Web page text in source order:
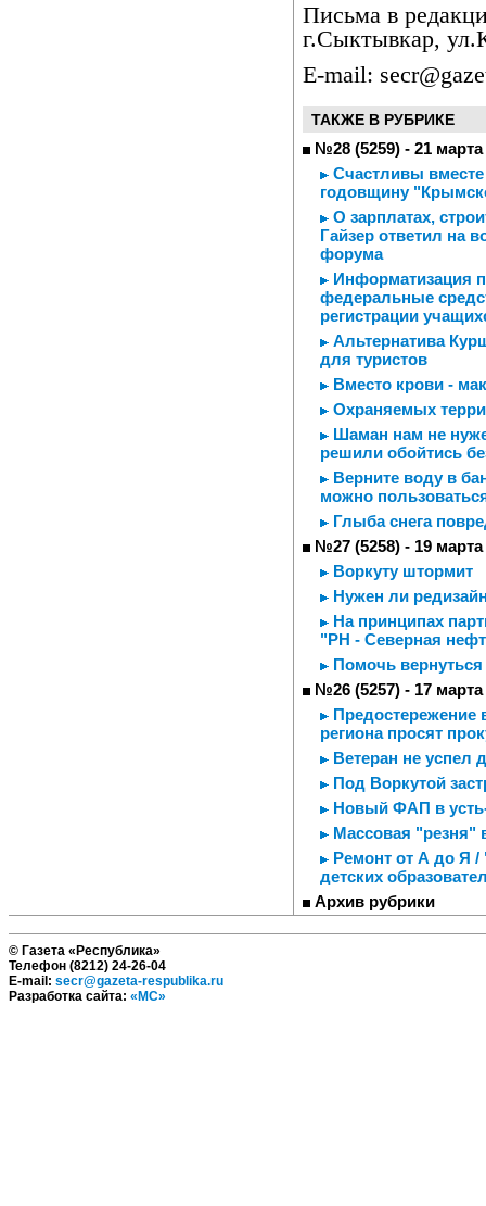
Письма в
г.Сыктывкар,
E-mail:
ТАКЖЕ В РУБРИКЕ
№28 (5259) - 21 марта
Счастливы
годовщину
О зарплатах,
Гайзер ответил на
форума
Информатизация
федеральные
регистрации
Альтернатива
для туристов
Вместо крови -
Охраняемых
Шаман нам не
решили обойтись
Верните воду в
можно
Глыба снега
№27 (5258) - 19 марта
Воркуту штормит
Нужен ли
На принципах
"РН - Северная
Помочь
№26 (5257) - 17 марта
Предостережение
региона просят
Ветеран не
Под Воркутой
Новый ФАП в
Массовая "резня"
Ремонт от А до Я
детских
Архив рубрики
© Газета «Республика»
Телефон (8212) 24-26-04
E-mail: secr@gazeta-respublika.ru
Разработка сайта: «МС»